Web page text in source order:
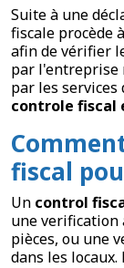
Suite à une
fiscale procède
afin de vérifier
par l'entreprise
par les services
controle fiscal
fiscal
Un control
une verification
pièces, ou une
dans les